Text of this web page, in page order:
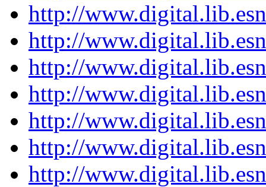
http://
http://
http://
http://
http://
http://
http://